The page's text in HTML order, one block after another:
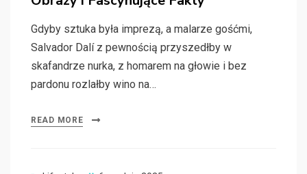
Gdyby sztuka była imprezą, a malarze gośćmi,
Salvador Dalí z pewnością przyszedłby w
skafandrze nurka, z homarem na głowie i bez
pardonu rozlałby wino na…
READ MORE